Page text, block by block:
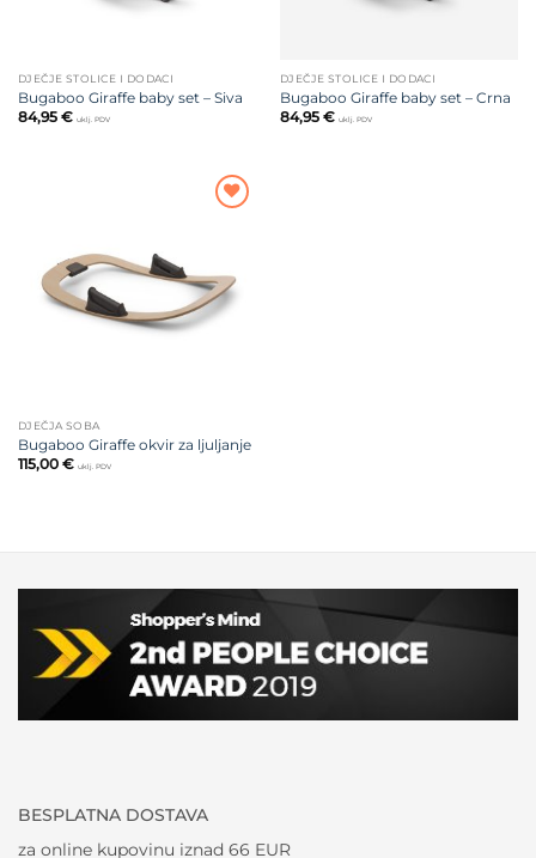
DJEČJE STOLICE I DODACI
Bugaboo Giraffe baby set – Siva
84,95 € uklj. PDV
DJEČJE STOLICE I DODACI
Bugaboo Giraffe baby set – Crna
84,95 € uklj. PDV
DJEČJA SOBA
Bugaboo Giraffe okvir za ljuljanje
115,00 € uklj. PDV
BESPLATNA DOSTAVA
za online kupovinu iznad 66 EUR